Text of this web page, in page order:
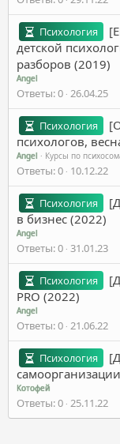
Психология
детской
разборов (2019)
Angel
Ответы 0 26.04.25
Психология
психологов,
Angel Курсы по
Ответы 0 10.12.22
Психология
в бизнес (2022)
Angel
Ответы 0 31.01.23
Психология
PRO (2022)
Angel
Ответы 0 21.06.22
Психология
Котофей
Ответы 0 25.11.22